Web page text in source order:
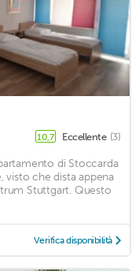
10,7 Eccellente (3)
di Stoccarda
visto che dista appena
Stuttgart. Questo
Verifica disponibilità